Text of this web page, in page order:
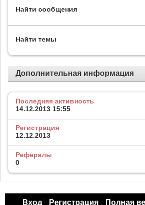
Найти сообщения
Найти темы
Дополнительная информация
Последняя активность
14.12.2013 15:55
Регистрация
12.12.2013
Рефералы
0
Вход Регистрация Полная